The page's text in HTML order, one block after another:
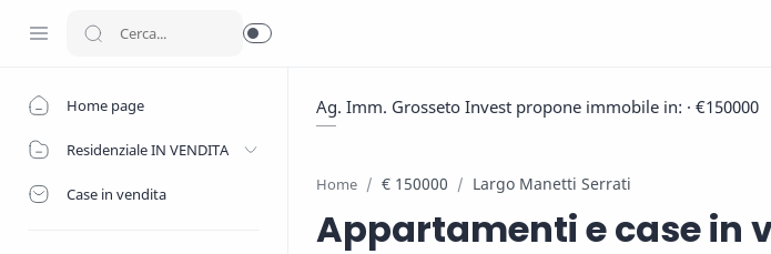
Home page
Residenziale IN VENDITA
Case in vendita
Ag. Imm. Grosseto Invest propone immobile in: · €150000
Home € 150000 Largo Manetti Serrati
Appartamenti e case in